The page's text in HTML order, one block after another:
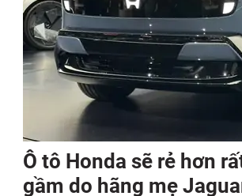
Ô tô Honda sẽ rẻ hơn
gầm do hãng mẹ